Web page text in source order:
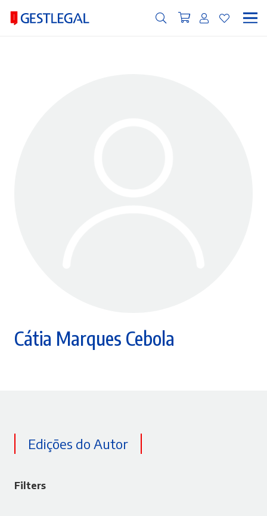
Cátia Marques Cebola
Edições do Autor
Filters